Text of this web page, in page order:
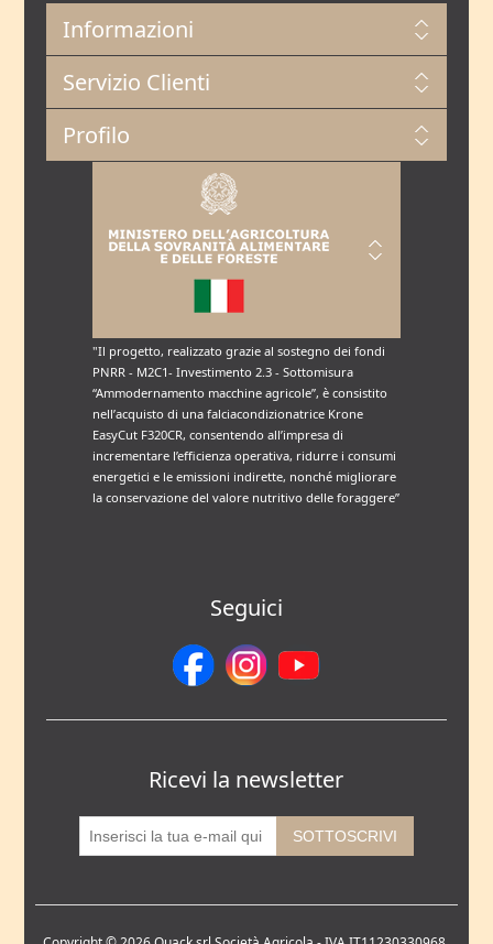
Informazioni
Servizio Clienti
Profilo
"Il progetto, realizzato grazie al sostegno dei fondi
PNRR - M2C1- Investimento 2.3 - Sottomisura
“Ammodernamento macchine agricole”, è consistito
nell’acquisto di una falciacondizionatrice Krone
EasyCut F320CR, consentendo all’impresa di
incrementare l’efficienza operativa, ridurre i consumi
energetici e le emissioni indirette, nonché migliorare
la conservazione del valore nutritivo delle foraggere”
Seguici
Ricevi la newsletter